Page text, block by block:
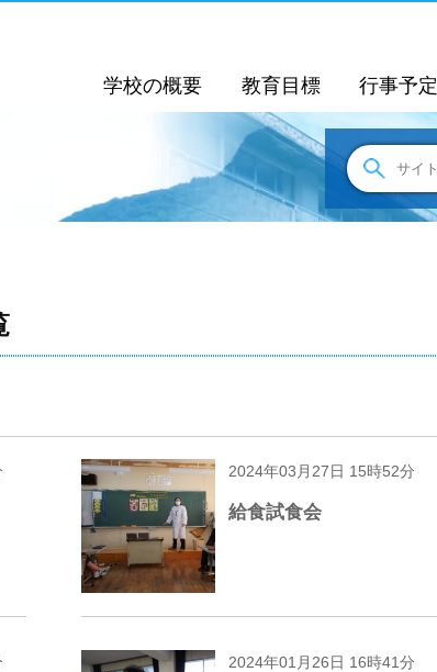
学校の概要 教育目標 行事予定
2024年03月27日 15時52分
給食試食会
2024年01月26日 16時41分